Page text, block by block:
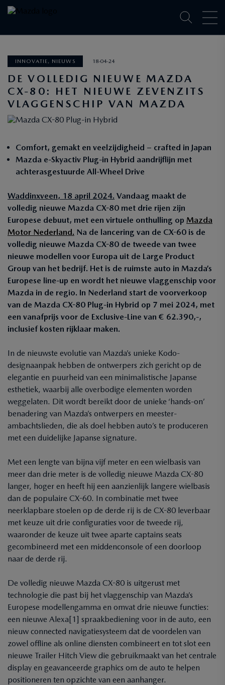
INNOVATIE, NIEUWS 18-04-24
DE VOLLEDIG NIEUWE MAZDA
CX-80: HET NIEUWE ZEVENZITS
VLAGGENSCHIP VAN MAZDA
Comfort, gemakt en veelzijdigheid – crafted in Japan
Mazda e-Skyactiv Plug-in Hybrid aandrijflijn met
achterasgestuurde All-Wheel Drive
Waddinxveen, 18 april 2024. Vandaag maakt de
volledig nieuwe Mazda CX-80 met drie rijen zijn
Europese debuut, met een virtuele onthulling op Mazda
Motor Nederland. Na de lancering van de CX-60 is de
volledig nieuwe Mazda CX-80 de tweede van twee
nieuwe modellen voor Europa uit de Large Product
Group van het bedrijf. Het is de ruimste auto in Mazda’s
Europese line-up en wordt het nieuwe vlaggenschip voor
Mazda in de regio. In Nederland start de voorverkoop
van de Mazda CX-80 Plug-in Hybrid op 7 mei 2024, met
een vanafprijs voor de Exclusive-Line van € 62.390,-,
inclusief kosten rijklaar maken.
In de nieuwste evolutie van Mazda’s unieke Kodo-
designaanpak hebben de ontwerpers zich gericht op de
elegantie en puurheid van een minimalistische Japanse
esthetiek, waarbij alle overbodige elementen worden
weggelaten. Dit wordt bereikt door de unieke ‘hands-on’
benadering van Mazda’s ontwerpers en meester-
ambachtslieden, die als doel hebben auto’s te produceren
met een duidelijke Japanse signature.
Met een lengte van bijna vijf meter en een wielbasis van
meer dan drie meter is de volledig nieuwe Mazda CX-80
langer, hoger en heeft hij een aanzienlijk langere wielbasis
dan de populaire CX-60. In combinatie met twee
neerklapbare stoelen op de derde rij is de CX-80 leverbaar
met keuze uit drie configuraties voor de tweede rij,
waaronder de keuze uit twee aparte captains seats
gecombineerd met een middenconsole of een doorloop
naar de derde rij.
De volledig nieuwe Mazda CX-80 is uitgerust met
technologie die past bij het vlaggenschip van Mazda’s
Europese modellengamma en omvat drie nieuwe functies:
een nieuwe Alexa[1] spraakbediening voor in de auto, een
nieuw connected navigatiesysteem dat de voordelen van
zowel offline als online diensten combineert en tot slot een
nieuwe Trailer Hitch View die gebruikmaakt van het centrale
display en geavanceerde graphics om de auto te helpen
positioneren ten opzichte van een aanhanger.